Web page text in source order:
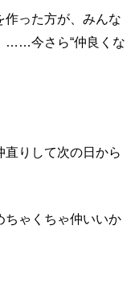
作った方が、みんな
……今さら“仲良くな
りして次の日から
ちゃくちゃ仲いいか